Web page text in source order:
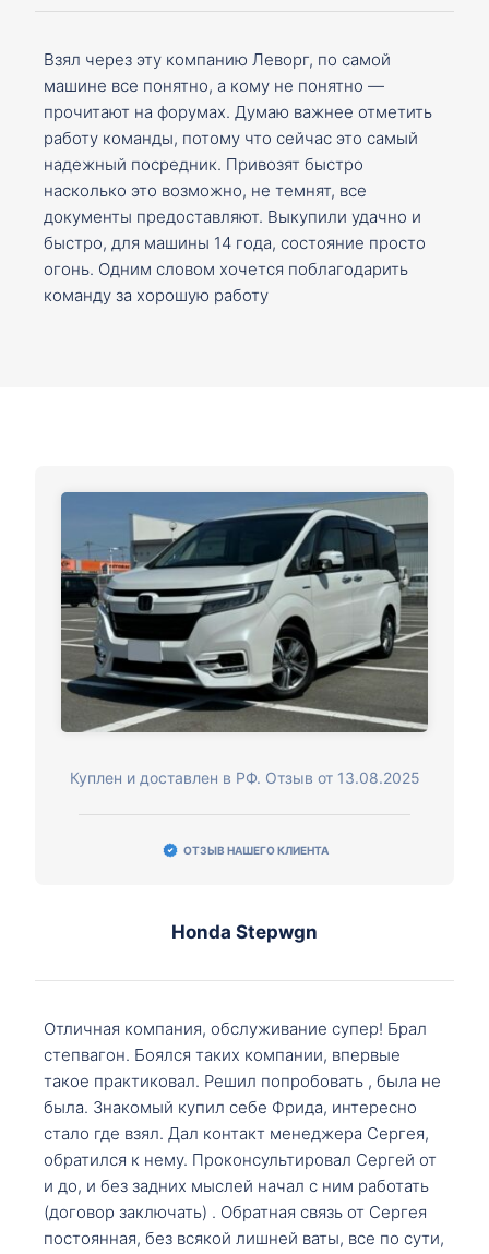
Взял через эту компанию Леворг, по самой
машине все понятно, а кому не понятно —
прочитают на форумах. Думаю важнее отметить
работу команды, потому что сейчас это самый
надежный посредник. Привозят быстро
насколько это возможно, не темнят, все
документы предоставляют. Выкупили удачно и
быстро, для машины 14 года, состояние просто
огонь. Одним словом хочется поблагодарить
команду за хорошую работу
Куплен и доставлен в РФ. Отзыв от 13.08.2025
ОТЗЫВ НАШЕГО КЛИЕНТА
Honda Stepwgn
Отличная компания, обслуживание супер! Брал
степвагон. Боялся таких компании, впервые
такое практиковал. Решил попробовать , была не
была. Знакомый купил себе Фрида, интересно
стало где взял. Дал контакт менеджера Сергея,
обратился к нему. Проконсультировал Сергей от
и до, и без задних мыслей начал с ним работать
(договор заключать) . Обратная связь от Сергея
постоянная, без всякой лишней ваты, все по сути,